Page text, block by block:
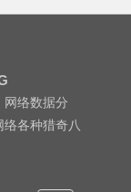
网络数据分
各种猎奇八